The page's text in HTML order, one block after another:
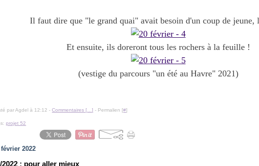
Il faut dire que "le grand quai" avait besoin d'un coup de jeune,
Et ensuite, ils doreront tous les rochers à la feuille !
(vestige du parcours "un été au Havre" 2021)
par Agdel à 12:12 -Commentaires [ …] - Permalien [#]
projet 52
février 2022
2022 : pour aller mieux